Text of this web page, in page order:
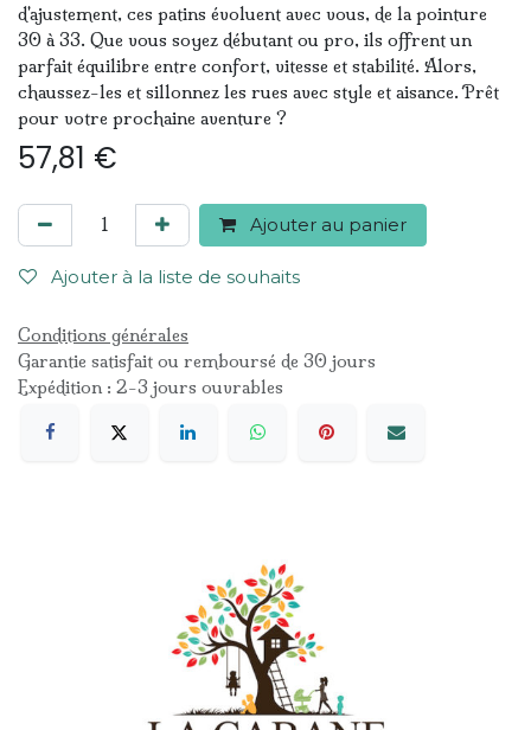
d'ajustement, ces patins évoluent avec vous, de la pointure
30 à 33. Que vous soyez débutant ou pro, ils offrent un
parfait équilibre entre confort, vitesse et stabilité. Alors,
chaussez-les et sillonnez les rues avec style et aisance. Prêt
pour votre prochaine aventure ?
57,81 €
Ajouter au panier
Ajouter à la liste de souhaits
Conditions générales
Garantie satisfait ou remboursé de 30 jours
Expédition : 2-3 jours ouvrables